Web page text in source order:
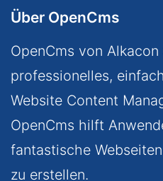
Über OpenCms
OpenCms von
professionelles,
Website Content
OpenCms hilft
fantastische
zu erstellen.